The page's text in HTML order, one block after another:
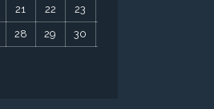
21 22 23
28 29 30